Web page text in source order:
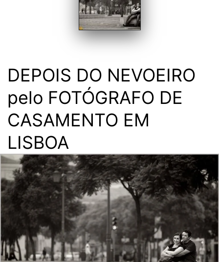
DEPOIS DO NEVOEIRO
pelo FOTÓGRAFO DE
CASAMENTO EM
LISBOA